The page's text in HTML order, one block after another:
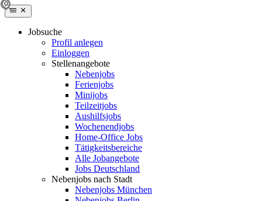
Jobsuche
Profil anlegen
Einloggen
Stellenangebote
Nebenjobs
Ferienjobs
Minijobs
Teilzeitjobs
Aushilfsjobs
Wochenendjobs
Home-Office Jobs
Tätigkeitsbereiche
Alle Jobangebote
Jobs Deutschland
Nebenjobs nach Stadt
Nebenjobs München